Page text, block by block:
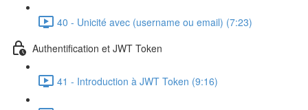
40 - Unicité avec (username ou email) (7:23)
Authentification et JWT Token
41 - Introduction à JWT Token (9:16)